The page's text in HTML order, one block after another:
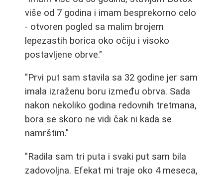
više od 7 godina i imam besprekorno celo
- otvoren pogled sa malim brojem
lepezastih borica oko očiju i visoko
postavljene obrve."
"Prvi put sam stavila sa 32 godine jer sam
imala izraženu boru između obrva. Sada
nakon nekoliko godina redovnih tretmana,
bora se skoro ne vidi čak ni kada se
namrštim."
"Radila sam tri puta i svaki put sam bila
zadovoljna. Efekat mi traje oko 4 meseca,